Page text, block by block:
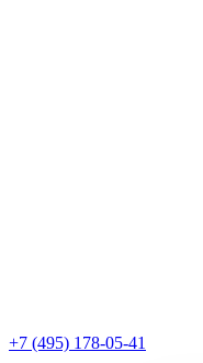
+7 (495) 178-05-41